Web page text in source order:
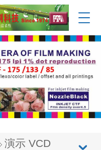
演示 VCD